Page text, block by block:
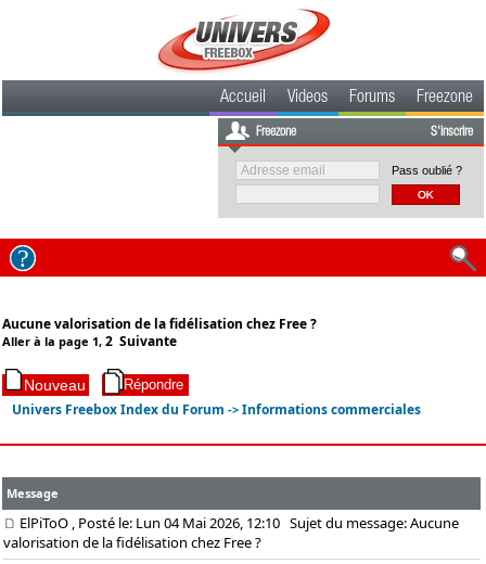
Accueil Videos Forums Freezone
Freezone S'inscrire
Pass oublié ?
Aucune valorisation de la fidélisation chez Free ?
Aller à la page1,2 Suivante
Univers Freebox Index du Forum ->Informations commerciales
Message
ElPiToO , Posté le: Lun 04 Mai 2026, 12:10 Sujet du message: Aucune
valorisation de la fidélisation chez Free ?